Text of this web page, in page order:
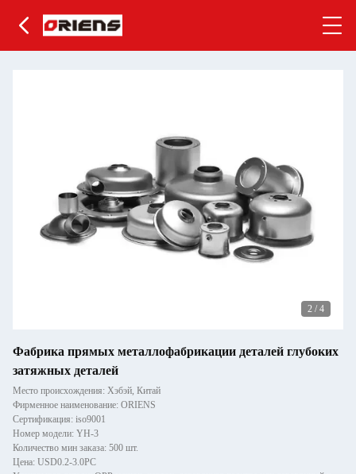
2 / 4
Фабрика прямых металлофабрикации деталей глубоких
затяжных деталей
Место происхождения: Хэбэй, Китай
Фирменное наименование: ORIENS
Сертификация: iso9001
Номер модели: YH-3
Количество мин заказа: 500 шт.
Цена: USD0.2-3.0PC